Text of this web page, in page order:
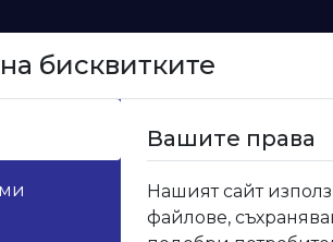
бисквитките
Вашите права
Нашият сайт
файлове,
Amethyst Grey